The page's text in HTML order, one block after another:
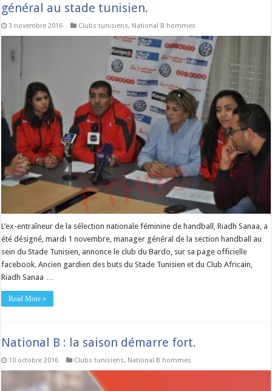
général au stade tunisien.
3 novembre 2016 Clubs tunisiens, National B hommes
L’ex-entraîneur de la sélection nationale féminine de handball, Riadh Sanaa, a
été désigné, mardi 1 novembre, manager général de la section handball au
sein du Stade Tunisien, annonce le club du Bardo, sur sa page officielle
facebook. Ancien gardien des buts du Stade Tunisien et du Club Africain,
Riadh Sanaa …
Read More »
National B : la saison démarre fort.
10 octobre 2016 Clubs tunisiens, National B hommes